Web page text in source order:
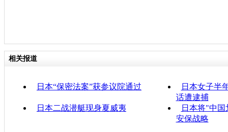
相关报道
日本“保密法案”获参议院通过
日本女子半
话遭逮捕
日本二战潜艇现身夏威夷
日本将"中
安保战略